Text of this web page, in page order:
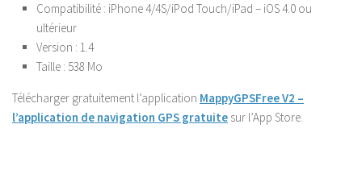
Compatibilité : iPhone 4/4S/iPod Touch/iPad – iOS 4.0 ou
ultérieur
Version : 1.4
Taille : 538 Mo
Télécharger gratuitement l’application MappyGPSFree V2 –
l’application de navigation GPS gratuite sur l’App Store.